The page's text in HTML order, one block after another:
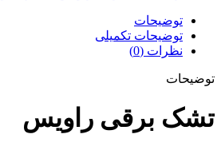
توضیحات
توضیحات تکمیلی
نظرات (0)
توضیحات
تشک برقی راویس